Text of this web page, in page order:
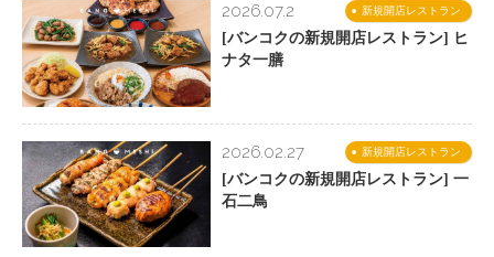
新規開店レストラン
2026.07.2
[バンコクの新規開店レストラン] ヒ
ナタ一膳
新規開店レストラン
2026.02.27
[バンコクの新規開店レストラン] 一
石二鳥